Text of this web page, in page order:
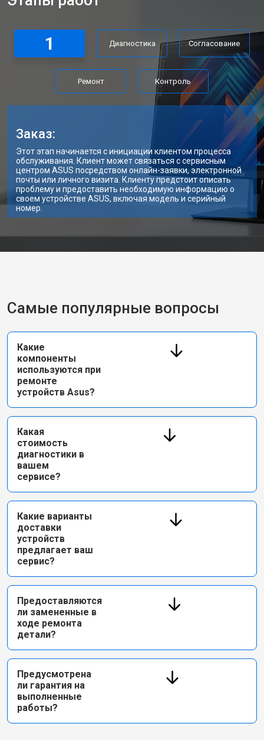
1 Диагностика Согласование
Ремонт Контроль
Заказ:
Этот этап начинается с инициации клиентом процесса
обслуживания. Клиент может связаться с сервисным
центром ASUS посредством онлайн-заявки, электронной
почты или личного визита. Клиенту предстоит описать
проблему и предоставить необходимую информацию о
своем устройстве ASUS, включая модель и серийный
номер.
Самые популярные вопросы
Какие
компоненты
используются при
ремонте
устройств Asus?
Какая
стоимость
диагностики в
вашем
сервисе?
Какие варианты
доставки
устройств
предлагает ваш
сервис?
Предоставляются
ли замененные в
ходе ремонта
детали?
Предусмотрена
ли гарантия на
выполненные
работы?